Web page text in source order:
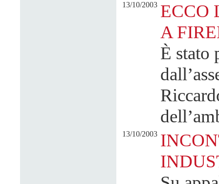
13/10/2003 ECCO
A
È stato
13/10/2003